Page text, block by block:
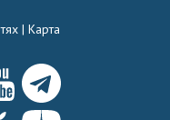
| Карта